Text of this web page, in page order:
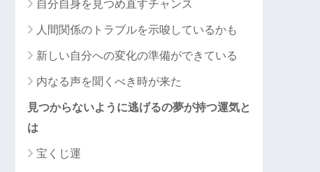
自分自身を見つめ直すチャンス
人間関係のトラブルを示唆しているかも
新しい自分への変化の準備ができている
内なる声を聞くべき時が来た
見つからないように逃げるの夢が持つ運気と
は
宝くじ運